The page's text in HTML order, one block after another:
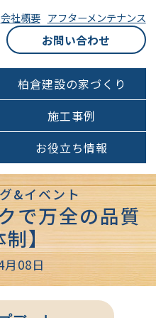
会社概要 アフターメンテナンス
お問い合わせ
柏倉建設の家づくり
施工事例
お役立ち情報
&イベント
で万全の品質
制】
月08日